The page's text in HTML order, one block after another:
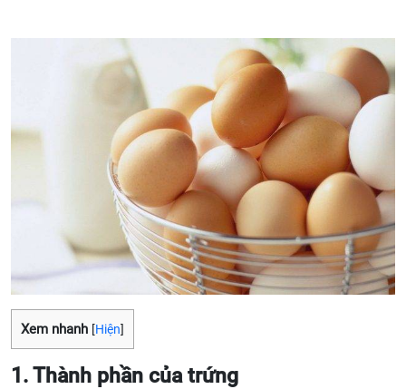
Xem nhanh [Hiện]
1. Thành phần của trứng